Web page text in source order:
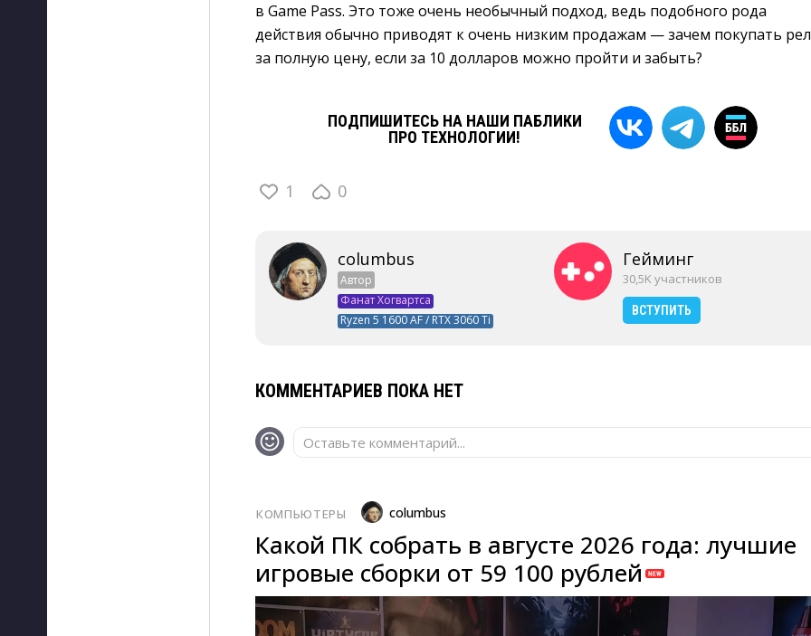
в Game Pass. Это тоже очень необычный подход, ведь подобного рода
действия обычно приводят к очень низким продажам — зачем покупать
за полную цену, если за 10 долларов можно пройти и забыть?
ПОДПИШИТЕСЬ НА НАШИ ПАБЛИКИ
ПРО ТЕХНОЛОГИИ!
1 0
columbus
Автор
Фанат Хогвартса
Ryzen 5 1600 AF / RTX 3060 Ti
Гейминг
30,5K участников
ВСТУПИТЬ
КОММЕНТАРИЕВ ПОКА НЕТ
Оставьте комментарий...
КОМПЬЮТЕРЫ columbus
Какой ПК собрать в августе 2026 года: лучшие
игровые сборки от 59 100 рублей